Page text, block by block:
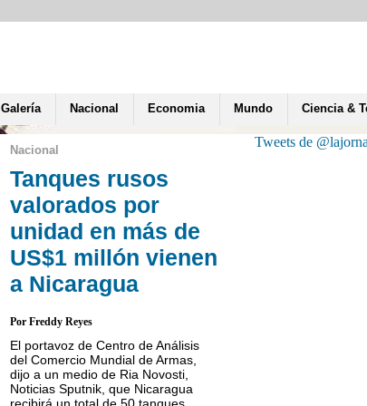
Galería Nacional Economia Mundo Ciencia &
Nacional
Tanques rusos
valorados por
unidad en más de
US$1 millón vienen
a Nicaragua
Por Freddy Reyes
El portavoz de Centro de Análisis
del Comercio Mundial de Armas,
dijo a un medio de Ria Novosti,
Noticias Sputnik, que Nicaragua
Porras del FNT dice
Saavedra es el
Tweets de